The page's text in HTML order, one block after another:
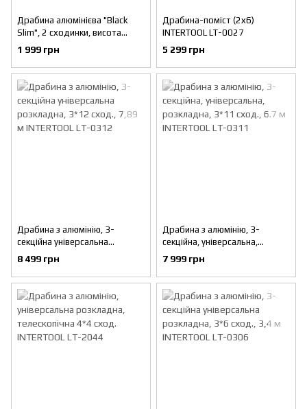
Драбина алюмінієва "Black
Slim", 2 сходинки, висота
верхньої сходинки 456 мм,
150 кг STORM INTERTOOL LT-
5002
1 999 грн
Драбина-поміст (2х6)
INTERTOOL LT-0027
5 299 грн
Драбина з алюмінію, 3-
секційна універсальна
розкладна, 3*12 сход., 7,89 м
INTERTOOL LT-0312
8 499 грн
Драбина з алюмінію, 3-
секційна, універсальна,
розкладна, 3*11 сход., 6.7 м
INTERTOOL LT-0311
7 999 грн